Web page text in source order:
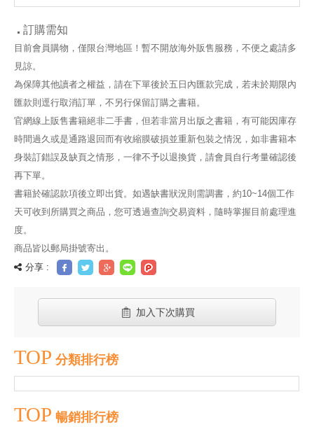
效工作與減壓生
訂購需知
目前會員購物，僅限台灣地區！暫不開放海外販售服務，不便之處請多
見諒。
為保障其他讀者之權益，請在下單後於五日內匯款完成，若未於期限內
匯款則逕行取消訂單，不另行保留訂購之書籍。
官網線上販售書籍絕非二手書，但若非當月出版之書籍，有可能因庫存
時間過久或是通路退回而有收縮膜破損並重新包裝之情況，如非書籍本
身裝訂錯誤及缺頁之情形，一律不予以退換貨，請會員自行考量確認後
再下單。
書籍於確認款項後立即出貨。如遇缺書狀況則需調書，約10~14個工作
天可收到所購買之商品，您可透過查詢交易資料，隨時掌握目前處理進
度。
商品皆以郵局掛號寄出。
分享 :
加入下次購買
TOP 分類排行榜
TOP 暢銷排行榜